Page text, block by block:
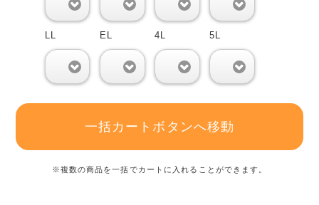
EL 4L 5L
一括カートボタンへ移動
※複数の商品を一括でカートに入れることができます。